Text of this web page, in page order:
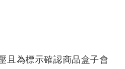
且為標示確認商品盒子會